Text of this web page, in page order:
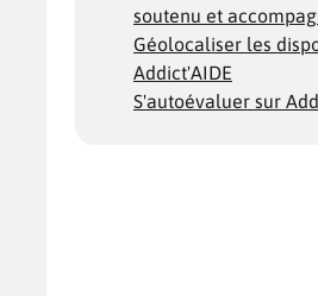
soutenu et
Géolocaliser les
Addict'AIDE
S'autoévaluer sur